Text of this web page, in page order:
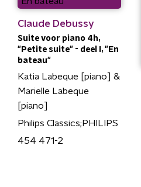
Claude Debussy
Suite voor piano 4h,
"Petite suite" - deel I, "En
bateau"
Katia Labeque [piano] &
Marielle Labeque
[piano]
Philips Classics;PHILIPS
454 471-2